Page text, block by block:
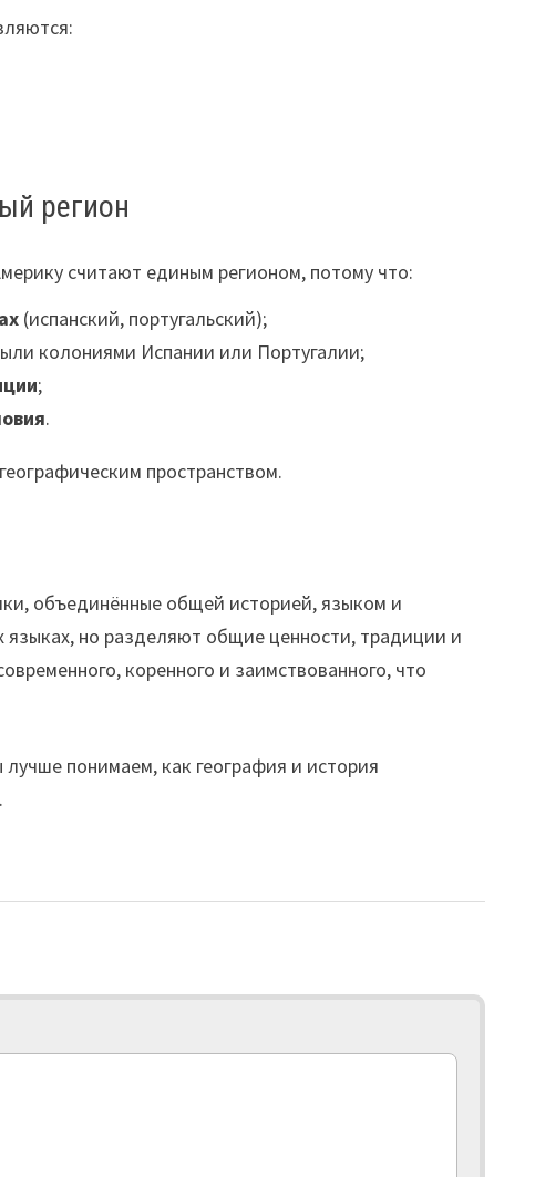
регион
считают единым регионом, потому что:
(испанский, португальский);
колониями Испании или Португалии;
;
.
пространством.
объединённые общей историей, языком и
языках, но разделяют общие ценности, традиции и
коренного и заимствованного, что
понимаем, как география и история